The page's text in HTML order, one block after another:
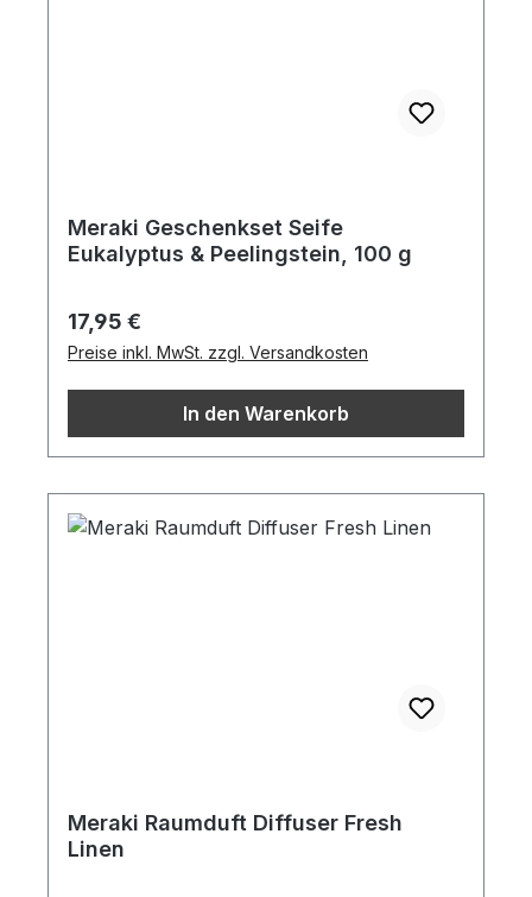
Meraki Geschenkset Seife
Eukalyptus & Peelingstein, 100 g
Regulärer Preis:
17,95 €
Preise inkl. MwSt. zzgl. Versandkosten
In den Warenkorb
Meraki Raumduft Diffuser Fresh
Linen